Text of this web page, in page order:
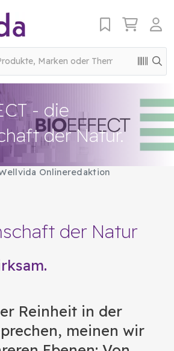
- die
der Natur.
Onlineredaktion
der Natur
Reinheit in der
meinen wir